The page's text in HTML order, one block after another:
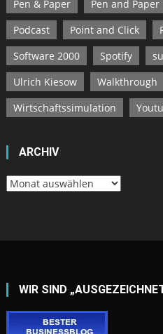
Pen & Paper
Pen and Paper
Podcast
Point and Click
Software 2000
Spotify
Ulrich Kiesow
Walkthrough
Wirtschaftssimulation
ARCHIV
Archiv
WIR SIND